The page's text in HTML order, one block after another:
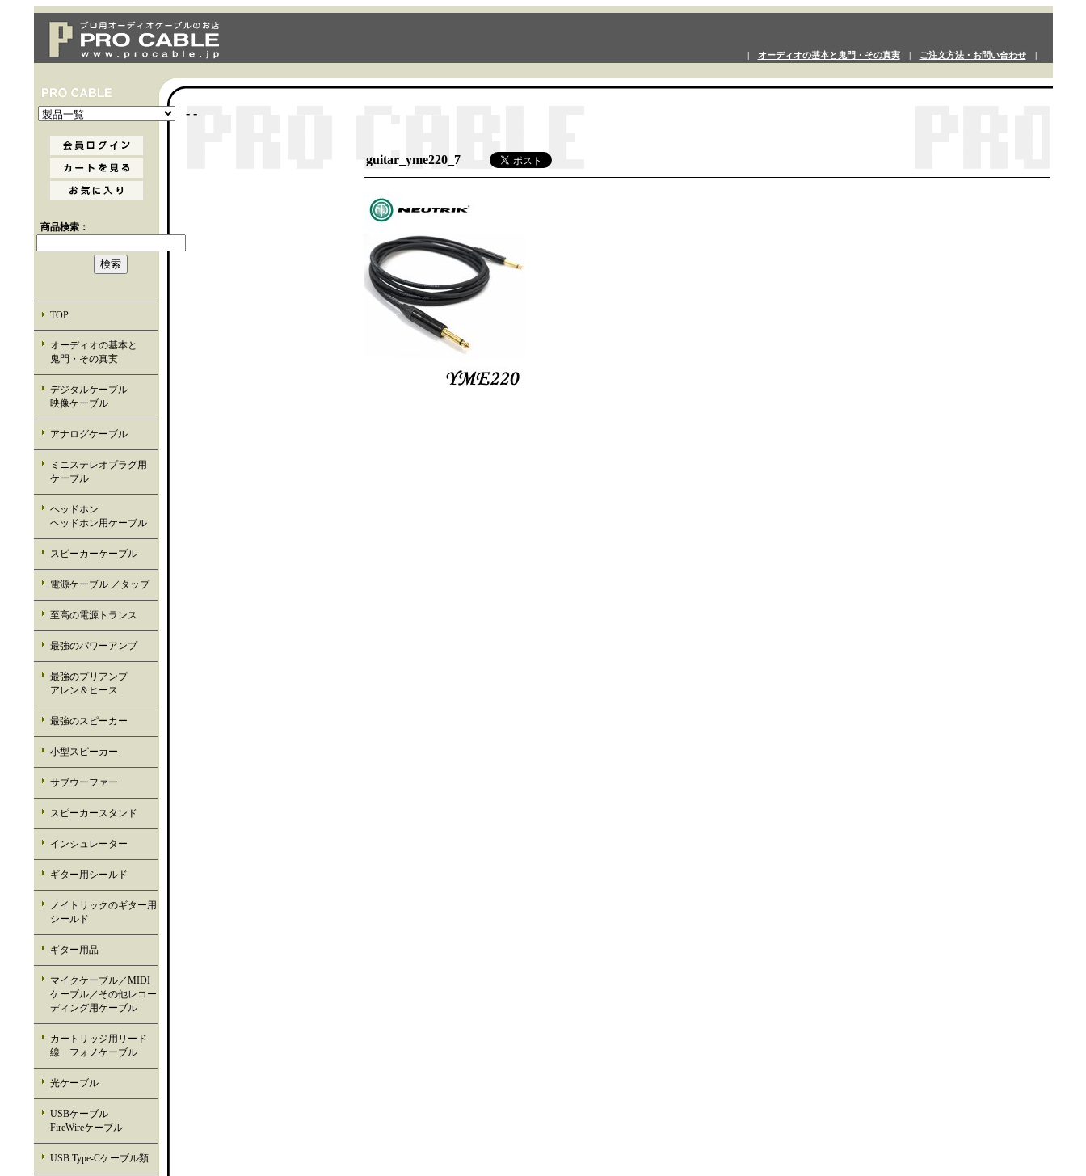
オーディオの基本と鬼門・その真実| ご注文方法・お問い合わせ|
商品検索：
TOP
オーディオの基本と
鬼門・その真実
デジタルケーブル
映像ケーブル
アナログケーブル
ミニステレオプラグ用
ケーブル
ヘッドホン
ヘッドホン用ケーブル
スピーカーケーブル
電源ケーブル ／タップ
至高の電源トランス
最強のパワーアンプ
最強のプリアンプ
アレン＆ヒース
最強のスピーカー
小型スピーカー
サブウーファー
スピーカースタンド
インシュレーター
ギター用シールド
ノイトリックのギター用
シールド
ギター用品
マイクケーブル／MIDI
ケーブル／その他レコー
ディング用ケーブル
カートリッジ用リード
線 フォノケーブル
光ケーブル
USBケーブル
FireWireケーブル
USB Type-Cケーブル類
- -
guitar_yme220_7